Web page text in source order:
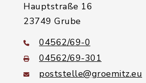
Hauptstraße 16
23749 Grube
04562/69-0
04562/69-301
poststelle@groemitz.eu